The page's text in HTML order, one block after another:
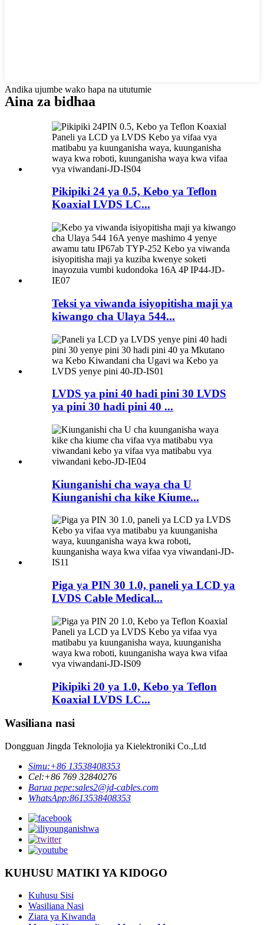
Andika ujumbe wako hapa na ututumie
Aina za bidhaa
Pikipiki 24 ya 0.5, Kebo ya Teflon
Koaxial LVDS LC...
Teksi ya viwanda isiyopitisha maji ya
kiwango cha Ulaya 544...
LVDS ya pini 40 hadi pini 30 LVDS
ya pini 30 hadi pini 40 ...
Kiunganishi cha waya cha U
Kiunganishi cha kike Kiume...
Piga ya PIN 30 1.0, paneli ya LCD ya
LVDS Cable Medical...
Pikipiki 20 ya 1.0, Kebo ya Teflon
Koaxial LVDS LC...
Wasiliana nasi
Dongguan Jingda Teknolojia ya Kielektroniki Co.,Ltd
Simu:+86 13538408353
Cel:+86 769 32840276
Barua pepe:sales2@jd-cables.com
WhatsApp:8613538408353
KUHUSU MATIKI YA KIDOGO
Kuhusu Sisi
Wasiliana Nasi
Ziara ya Kiwanda